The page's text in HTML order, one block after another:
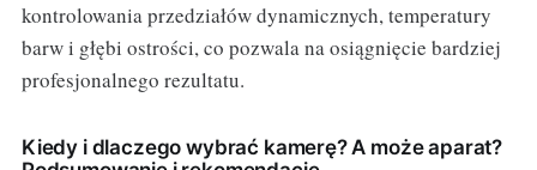
kontrolowania przedziałów dynamicznych, temperatury
barw i głębi ostrości, co pozwala na osiągnięcie bardziej
profesjonalnego rezultatu.
Kiedy i dlaczego wybrać kamerę? A może aparat?